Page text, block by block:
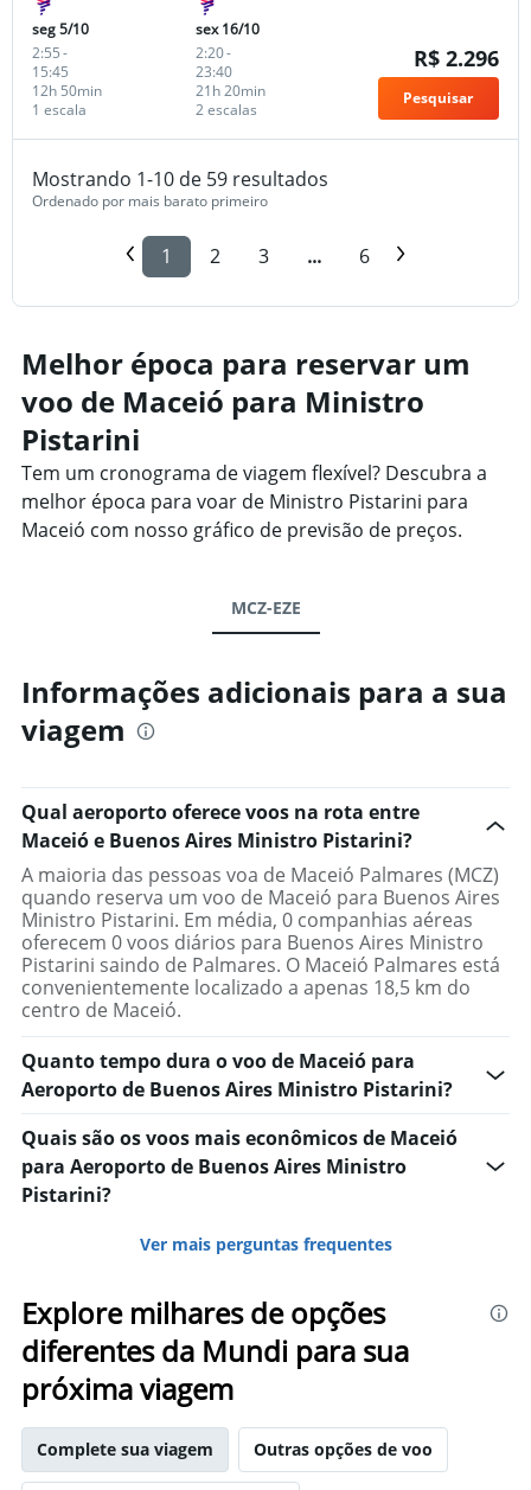
seg 5/10
2:55-
15:45
1 escala
12h 50min
sex 16/10
2:20-
23:40
2 escalas
21h 20min
R$ 2.296
Pesquisar
Mostrando 1-10 de 59 resultados
Ordenado por mais barato primeiro
1 2 3 ... 6
Melhor época para reservar um
voo de Maceió para Ministro
Pistarini
Tem um cronograma de viagem flexível? Descubra a
melhor época para voar de Ministro Pistarini para
Maceió com nosso gráfico de previsão de preços.
MCZ-EZE
Informações adicionais para a sua
viagem
Qual aeroporto oferece voos na rota entre
Maceió e Buenos Aires Ministro Pistarini?
A maioria das pessoas voa de Maceió Palmares (MCZ)
quando reserva um voo de Maceió para Buenos Aires
Ministro Pistarini. Em média, 0 companhias aéreas
oferecem 0 voos diários para Buenos Aires Ministro
Pistarini saindo de Palmares. O Maceió Palmares está
convenientemente localizado a apenas 18,5 km do
centro de Maceió.
Quanto tempo dura o voo de Maceió para
Aeroporto de Buenos Aires Ministro Pistarini?
Quais são os voos mais econômicos de Maceió
para Aeroporto de Buenos Aires Ministro
Pistarini?
Ver mais perguntas frequentes
Explore milhares de opções
diferentes da Mundi para sua
próxima viagem
Complete sua viagem Outras opções de voo